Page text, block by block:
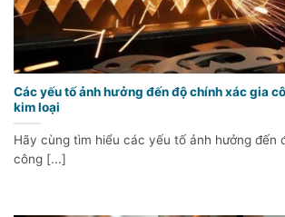
Các yếu tố ảnh hưởng đến độ chính xác gia
kim loại
Hãy cùng tìm hiểu các yếu tố ảnh hưởng đến
công [...]